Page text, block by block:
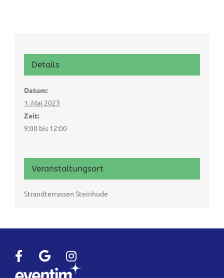
Details
Datum:
1. Mai 2023
Zeit:
9:00 bis 12:00
Veranstaltungsort
Strandterrassen Steinhude